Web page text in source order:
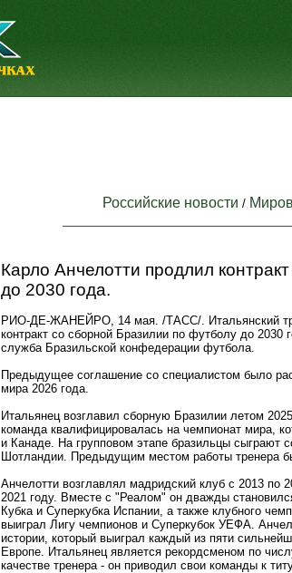
Российские новости /
Карло Анчелотти продлил
до 2030 года.
РИО-ДЕ-ЖАНЕЙРО, 14 мая. /ТАСС/. Итальянский
контракт со сборной Бразилии по футболу до 2030
служба Бразильской конфедерации футбола.
Предыдущее соглашение со специалистом было
мира 2026 года.
Итальянец возглавил сборную Бразилии летом
команда квалифицировалась на чемпионат мира,
и Канаде. На групповом этапе бразильцы сыграют
Шотландии. Предыдущим местом работы тренера
Анчелотти возглавлял мадридский клуб с 2013 по
2021 году. Вместе с "Реалом" он дважды
Кубка и Суперкубка Испании, а также клубного
выиграл Лигу чемпионов и Суперкубок УЕФА.
истории, который выиграл каждый из пяти
Европе. Итальянец является рекордсменом по
качестве тренера - он приводил свои команды к